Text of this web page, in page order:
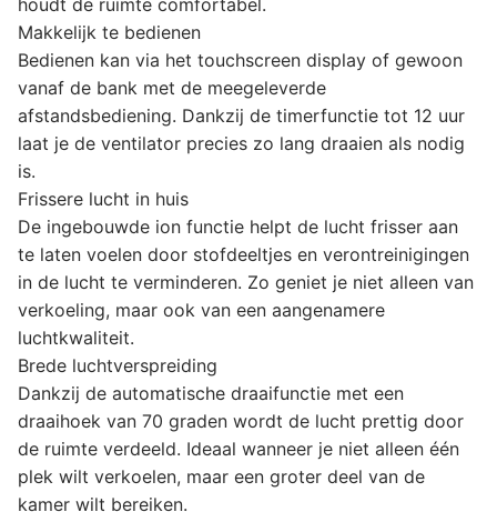
houdt de ruimte comfortabel.
Makkelijk te bedienen
Bedienen kan via het touchscreen display of gewoon
vanaf de bank met de meegeleverde
afstandsbediening. Dankzij de timerfunctie tot 12 uur
laat je de ventilator precies zo lang draaien als nodig
is.
Frissere lucht in huis
De ingebouwde ion functie helpt de lucht frisser aan
te laten voelen door stofdeeltjes en verontreinigingen
in de lucht te verminderen. Zo geniet je niet alleen van
verkoeling, maar ook van een aangenamere
luchtkwaliteit.
Brede luchtverspreiding
Dankzij de automatische draaifunctie met een
draaihoek van 70 graden wordt de lucht prettig door
de ruimte verdeeld. Ideaal wanneer je niet alleen één
plek wilt verkoelen, maar een groter deel van de
kamer wilt bereiken.